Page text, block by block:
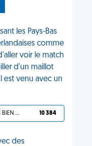
les Pays-Bas
comme
voir le match
d'un maillot
est venu avec un
TU L'AS BIEN MÉRITÉ 10 384
des